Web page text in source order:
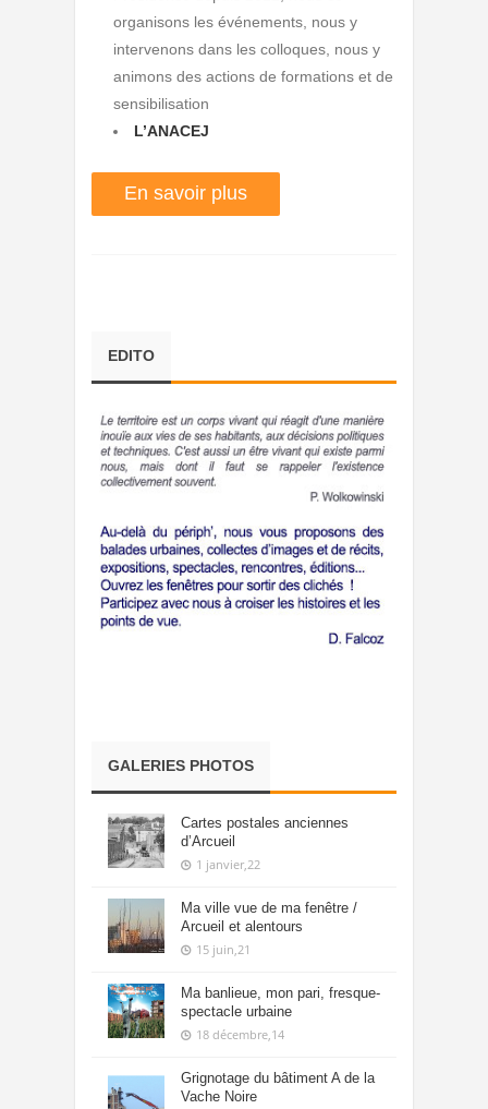
organisons les événements, nous y
intervenons dans les colloques, nous y
animons des actions de formations et de
sensibilisation
L’ANACEJ
En savoir plus
EDITO
GALERIES PHOTOS
Cartes postales anciennes
d’Arcueil
1 janvier,22
Ma ville vue de ma fenêtre /
Arcueil et alentours
15 juin,21
Ma banlieue, mon pari, fresque-
spectacle urbaine
18 décembre,14
Grignotage du bâtiment A de la
Vache Noire